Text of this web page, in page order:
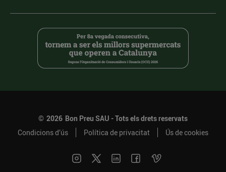
© 2026 Bon Preu SAU - Tots els drets reservats
Condicions d’ús
Política de privacitat Ús de cookies